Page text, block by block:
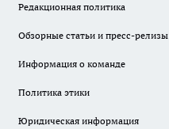
Редакционная политика
Обзорные статьи и пресс-релизы
Информация о команде
Политика этики
Юридическая информация